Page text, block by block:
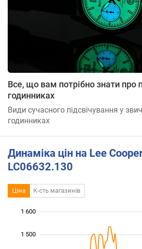
Все, що вам потрібно знати про
годинниках
Види сучасного підсвічування у
годинниках
Динаміка цін на Lee
LC06632.130
Ціна К-сть магазинів
1 500
1 600